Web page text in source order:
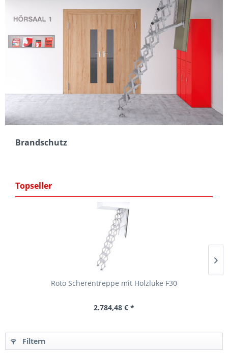
Brandschutz
Topseller
Roto Scherentreppe mit Holzluke F30
2.784,48 € *
Filtern